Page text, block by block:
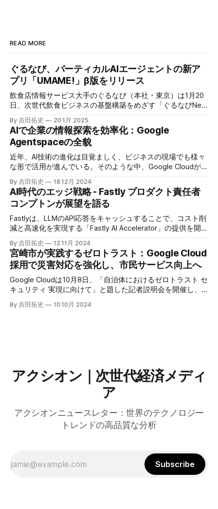
READ MORE
ぐるなび、バーティカルAIエージェントの新ア
プリ「UMAME!」β版をリリース
飲食店情報サービス大手のぐるなび（本社・東京）は1月20
日、次世代飲食ビジネスの基盤構築をめざす「ぐるなびNext
プロジェクト」の初成果として、新たな飲食店探索アプリ
「UMAME!（うまみー！）」のβ版を公開した。
By 吉田拓史 20 1月 2025
AIで企業の情報探索を効率化：Google
Agentspaceの全貌
近年、AI技術の進化は目覚ましく、ビジネスの現場でも様々
な形で活用が進んでいる。そのような中、Google Cloudが新
たに発表したGoogle Agentspaceは、いま注目を集めるAIエ
ージェントがエンタープライズITを大きく変革する予兆と言
えるだろう。
By 吉田拓史 18 12月 2024
AI時代のエッジ戦略 - Fastly プロダクト責任者
コンプトンが展望を語る
Fastlyは、LLMのAPI応答をキャッシュすることで、コスト削
減と高速化を実現する「Fastly AI Accelerator」の提供を開始
した。キップ・コンプトン最高プロダクト責任者（CPO）
は、類似した質問への応答を再利用し、効率的な処理を可能
にすると説明した。さらに、コンプトンは、エッジコンピュ
ーティングの利点を活かしたパーソナライズや、エッジにお
けるGPUの経済性、セキュリティへの取り組みなど、Fastly
のAI戦略について語った。
By 吉田拓史 12 11月 2024
宮崎市が実践するゼロトラスト：Google Cloud
採用で災害対応を強化し、市民サービス向上へ
Google Cloudは10月8日、「自治体におけるゼロトラスト セ
キュリティ 実現に向けて」と題した記者説明会を開催し、
自治体向けにゼロトラストセキュリティ導入を支援するプロ
グラムを発表した。宮崎市の事例では、Google Workspace
By 吉田拓史 10 10月 2024
アクシオン｜次世代経済メディ
ア
アクシオンニュースレター：世界のテクノロジー
トレンドの高品質な分析
Subscribe